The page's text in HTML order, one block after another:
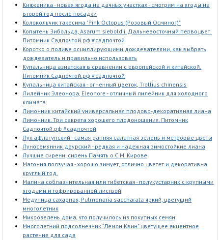
Княженика - новая ягода на дачных участках - смотрим на ягоды на
второй год после посадки
Колокольчик такесима "Pink Octopus (Розовый Осминог)"
Копытень Зибольда, Asarum sieboldii. Дальневосточный первоцвет.
Питомник Садпочтой.рф #садпочтой
Коротко о поливе осциллирующими дождевателями, как выбрать
дождеватель и правильно использовать
Купальница азиатская в сравнении с европейской и китайской.
Питомник Садпочтой.рф #садпочтой
Купальница китайская - огненный цветок, Trollius chinensis
Лилейник Элеонора, Eleonore - отличный лилейник для холодного
климата.
Лимонник китайский универсальная плодово-декоративная лиана
Лимонник. Три секрета хорошего плодоношения. Питомник
Садпочтой.рф #садпочтой
Лук афлатунский - самая ранняя салатная зелень и метровые цветы
Луносемянник даурский - редкая и надежная зимостойкие лиана
Лучшие сирени, сирень Память о С.М. Кирове
Магония ползучая - хорошо зимует, отлично цветет и декоративна
круглый год.
Малина соблазнительная или тибетская - полукустарник с крупными
ягодами и гофрированной листвой
Медуница сахарная, Pulmonaria saccharata яркий, цветущий
многолетник
Микрозелень дома, что получилось из покупных семян
Многолетний подсолнечник "Лемон Квин" цветущее акцентное
растение для сада